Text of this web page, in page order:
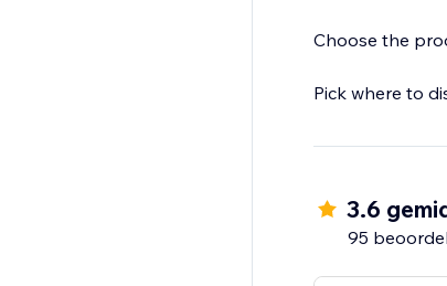
Choose the
Pick where to
3.6
95